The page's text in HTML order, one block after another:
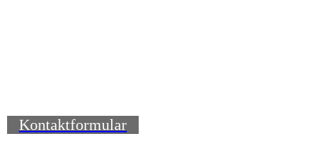
Kontaktformular